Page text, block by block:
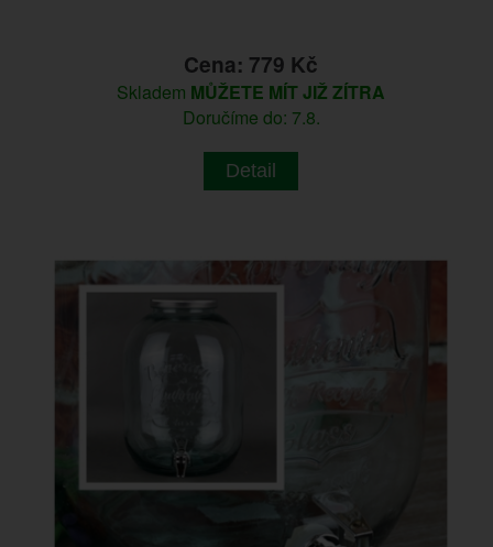
Cena: 779 Kč
Skladem MŮŽETE MÍT JIŽ ZÍTRA
Doručíme do: 7.8.
Detail